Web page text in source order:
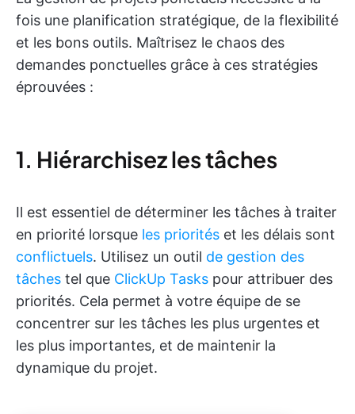
fois une planification stratégique, de la flexibilité
et les bons outils. Maîtrisez le chaos des
demandes ponctuelles grâce à ces stratégies
éprouvées :
1. Hiérarchisez les tâches
Il est essentiel de déterminer les tâches à traiter
en priorité lorsque les priorités et les délais sont
conflictuels. Utilisez un outil de gestion des
tâches tel que ClickUp Tasks pour attribuer des
priorités. Cela permet à votre équipe de se
concentrer sur les tâches les plus urgentes et
les plus importantes, et de maintenir la
dynamique du projet.